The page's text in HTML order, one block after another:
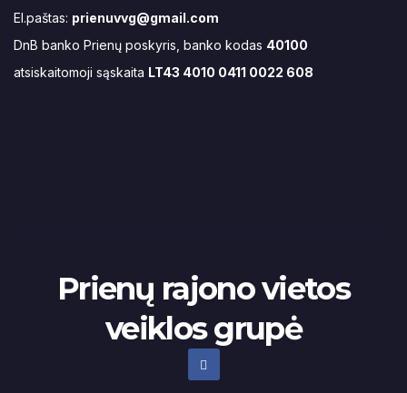
El.paštas: prienuvvg@gmail.com
DnB banko Prienų poskyris, banko kodas 40100
atsiskaitomoji sąskaita LT43 4010 0411 0022 608
Prienų rajono vietos
veiklos grupė